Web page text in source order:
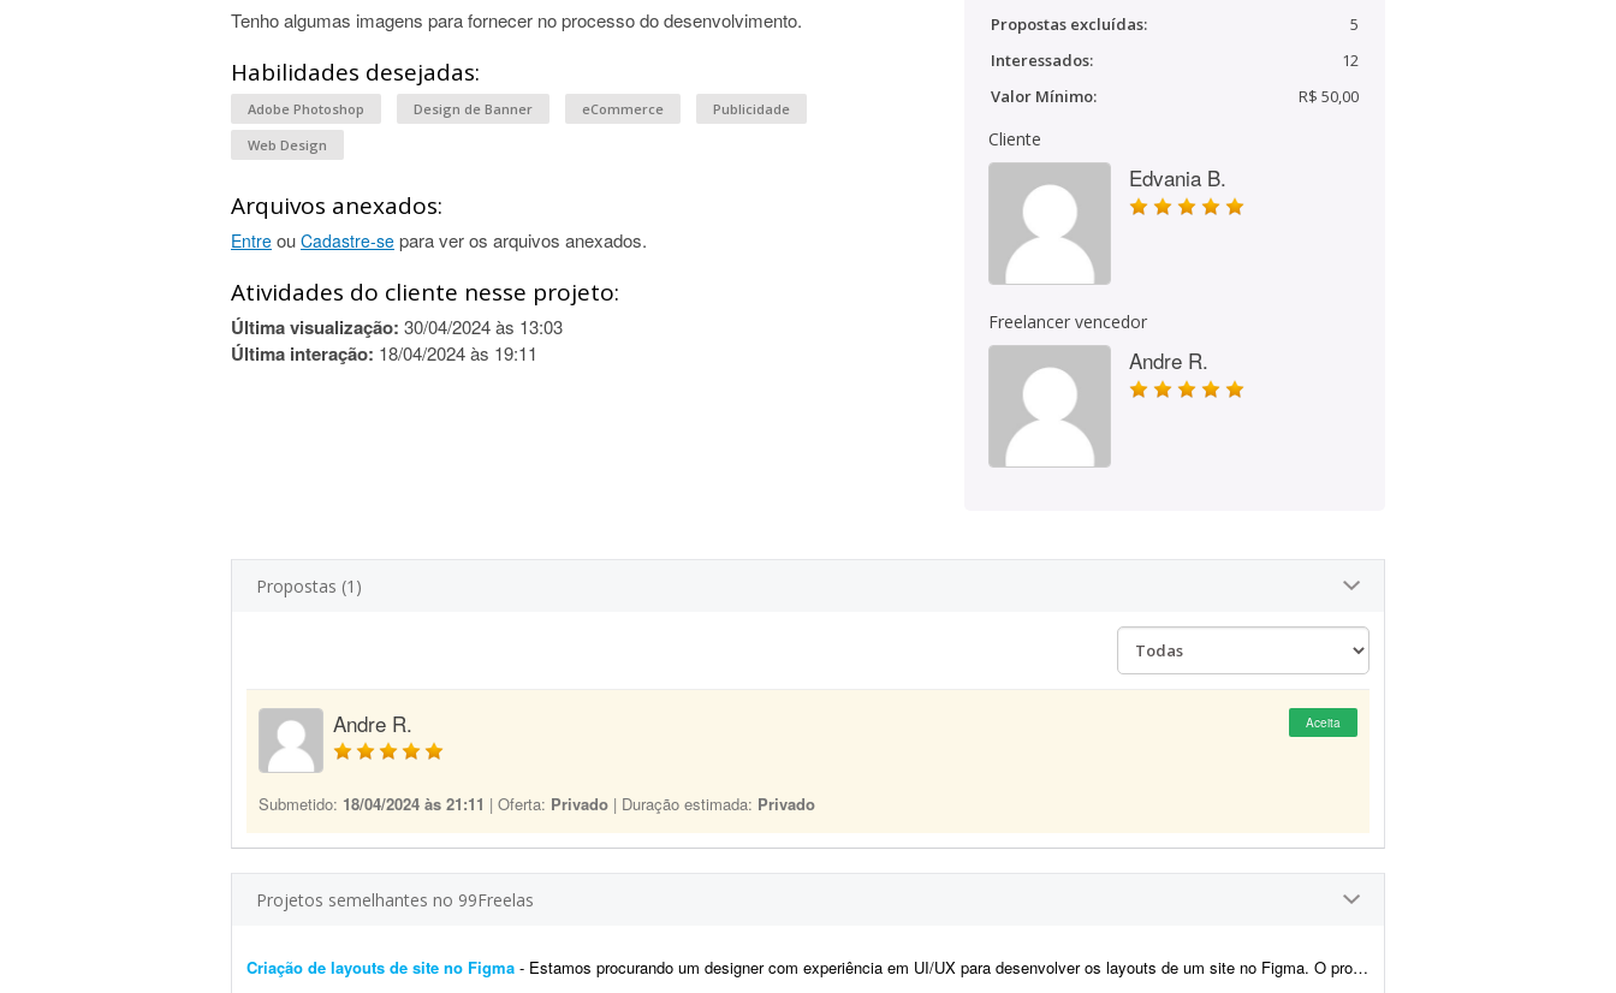
Tenho algumas imagens para fornecer no processo do desenvolvimento.
Habilidades desejadas:
Adobe Photoshop Design de Banner eCommerce
Publicidade
Web Design
Arquivos anexados:
Entre ou Cadastre-se para ver os arquivos anexados.
Atividades do cliente nesse projeto:
Última visualização: 30/04/2024 às 13:03
Última interação: 18/04/2024 às 19:11
Propostas excluídas:
5
Interessados:
12
Valor Mínimo:
R$ 50,00
Cliente
Edvania B.
Freelancer vencedor
Andre R.
Propostas (1)
Andre R. Aceita
Submetido: 18/04/2024 às 21:11 | Oferta: Privado | Duração estimada: Privado
Projetos semelhantes no 99Freelas
Criação de layouts de site no Figma - Estamos procurando um designer com experiência em UI/UX para desenvolver os layouts de um site no Figma. O projeto contempla a criação do layout da página inicial e de p...